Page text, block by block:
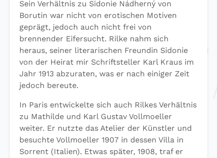
Sein Verhältnis zu Sidonie Nádherný von
Borutin war nicht von erotischen Motiven
geprägt, jedoch auch nicht frei von
brennender Eifersucht. Rilke nahm sich
heraus, seiner literarischen Freundin Sidonie
von der Heirat mir Schriftsteller Karl Kraus im
Jahr 1913 abzuraten, was er nach einiger Zeit
jedoch bereute.
In Paris entwickelte sich auch Rilkes Verhältnis
zu Mathilde und Karl Gustav Vollmoeller
weiter. Er nutzte das Atelier der Künstler und
besuchte Vollmoeller 1907 in dessen Villa in
Sorrent (Italien). Etwas später, 1908, traf er